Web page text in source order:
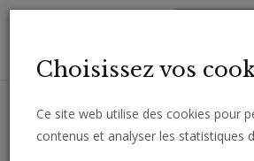
Choisissez vos
Ce site web utilise des cookies pour
contenus et analyser les statistiques